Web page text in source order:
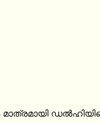
ഡൽഹിയിലെ